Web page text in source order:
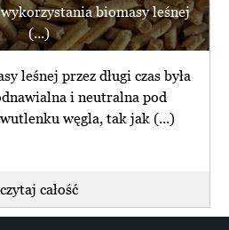
biomasy leśnej
(...)
leśnej przez długi czas była
i neutralna pod
węgla, tak jak (...)
czytaj całość